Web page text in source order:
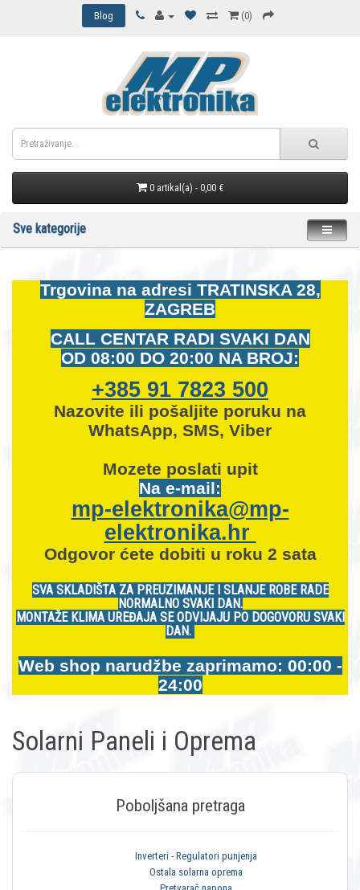
Blog (0)
0 artikal(a) - 0,00 €
Sve kategorije
Trgovina na adresi TRATINSKA 28,
ZAGREB
CALL CENTAR RADI SVAKI DAN
OD 08:00 DO 20:00 NA BROJ:
+385 91 7823 500
Nazovite ili pošaljite poruku na
WhatsApp, SMS, Viber
Mozete poslati upit
Na e-mail:
mp-elektronika@mp-
elektronika.hr
Odgovor ćete dobiti u roku 2 sata
SVA SKLADIŠTA ZA PREUZIMANJE I SLANJE ROBE RADE
NORMALNO SVAKI DAN.
MONTAŽE KLIMA UREĐAJA SE ODVIJAJU PO DOGOVORU SVAKI
DAN.
Web shop narudžbe zaprimamo: 00:00 -
24:00
Solarni Paneli i Oprema
Poboljšana pretraga
Inverteri - Regulatori punjenja
Ostala solarna oprema